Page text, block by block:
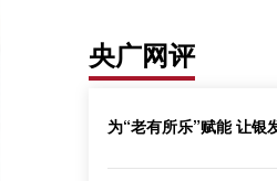
央广网评
为“老有所乐”赋能 让银